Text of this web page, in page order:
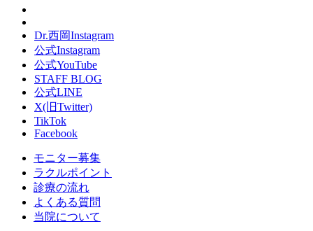
Dr.西岡Instagram
公式Instagram
公式YouTube
STAFF BLOG
公式LINE
X(旧Twitter)
TikTok
Facebook
モニター募集
ラクルポイント
診療の流れ
よくある質問
当院について